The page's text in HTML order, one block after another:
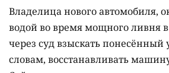
Владелица нового автомобиля,
водой во время мощного ливня
через суд взыскать понесённый
словам, восстанавливать